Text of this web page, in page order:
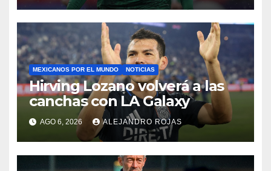
MEXICANOS POR EL MUNDO NOTICIAS
Hirving Lozano volverá a las
canchas con LA Galaxy
AGO 6, 2026 ALEJANDRO ROJAS